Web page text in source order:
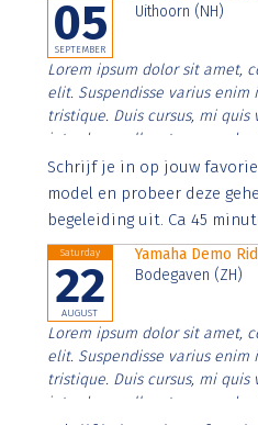
05
SEPTEMBER
Uithoorn (NH)
Lorem ipsum dolor sit amet,
elit. Suspendisse varius enim
tristique. Duis cursus, mi
interdum nulla, ut commodo
Aenean faucibus nibh et justo
imperdiet. Nunc ut sem vitae
Schrijf je in op jouw
model en probeer deze
begeleiding uit. Ca 45
Saturday
22
AUGUST
Yamaha Demo
Bodegaven (ZH)
Lorem ipsum dolor sit amet,
elit. Suspendisse varius enim
tristique. Duis cursus, mi
interdum nulla, ut commodo